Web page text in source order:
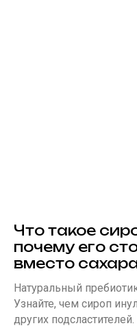
Что такое
почему его
вместо
Натуральный
Узнайте, чем сироп
других